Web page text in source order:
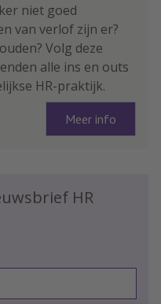
niet goed
van verlof zijn er?
Volg deze
alle ins en outs
HR-praktijk.
Meer info
HR